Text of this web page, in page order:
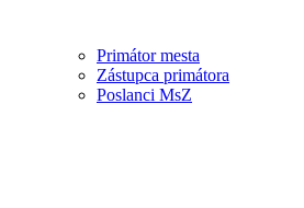
Primátor mesta
Zástupca primátora
Poslanci MsZ